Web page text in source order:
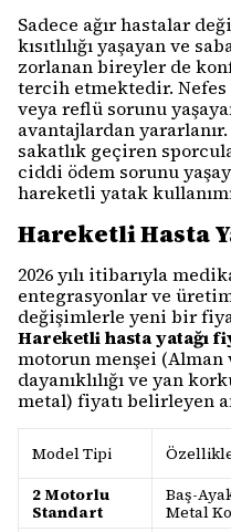
Sadece ağır hastalar
kısıtlılığı yaşayan ve
zorlanan bireyler de
tercih etmektedir. Nefes
veya reflü sorunu
avantajlardan
sakatlık geçiren
ciddi ödem sorunu
hareketli yatak
Hareketli Hasta
2026 yılı itibarıyla
entegrasyonlar ve
değişimlerle yeni bir
Hareketli hasta yatağı
motorun menşei (Alman
dayanıklılığı ve yan
metal) fiyatı belirleyen
Model Tipi
2 Motorlu
Standart
Baş-
Metal